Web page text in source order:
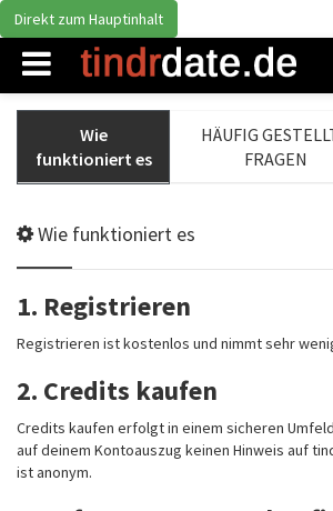
Direkt zum Hauptinhalt
Wie
funktioniert es
HÄUFIG
FRAGEN
Wie funktioniert es
1. Registrieren
Registrieren ist kostenlos und nimmt sehr
2. Credits kaufen
Credits kaufen erfolgt in einem sicheren
auf deinem Kontoauszug keinen Hinweis auf
ist anonym.